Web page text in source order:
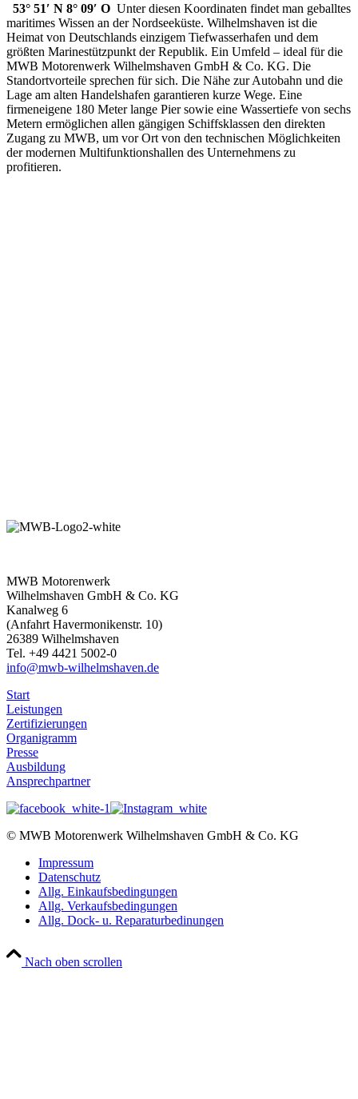
53° 51′ N 8° 09′ O Unter diesen Koordinaten findet man geballtes
maritimes Wissen an der Nordseeküste. Wilhelmshaven ist die
Heimat von Deutschlands einzigem Tiefwasserhafen und dem
größten Marinestützpunkt der Republik. Ein Umfeld – ideal für die
MWB Motorenwerk Wilhelmshaven GmbH & Co. KG. Die
Standortvorteile sprechen für sich. Die Nähe zur Autobahn und die
Lage am alten Handelshafen garantieren kurze Wege. Eine
firmeneigene 180 Meter lange Pier sowie eine Wassertiefe von sechs
Metern ermöglichen allen gängigen Schiffsklassen den direkten
Zugang zu MWB, um vor Ort von den technischen Möglichkeiten
der modernen Multifunktionshallen des Unternehmens zu
profitieren.
MWB Motorenwerk
Wilhelmshaven GmbH & Co. KG
Kanalweg 6
(Anfahrt Havermonikenstr. 10)
26389 Wilhelmshaven
Tel. +49 4421 5002-0
info@mwb-wilhelmshaven.de
Start
Leistungen
Zertifizierungen
Organigramm
Presse
Ausbildung
Ansprechpartner
© MWB Motorenwerk Wilhelmshaven GmbH & Co. KG
Impressum
Datenschutz
Allg. Einkaufsbedingungen
Allg. Verkaufsbedingungen
Allg. Dock- u. Reparaturbedinungen
Nach oben scrollen